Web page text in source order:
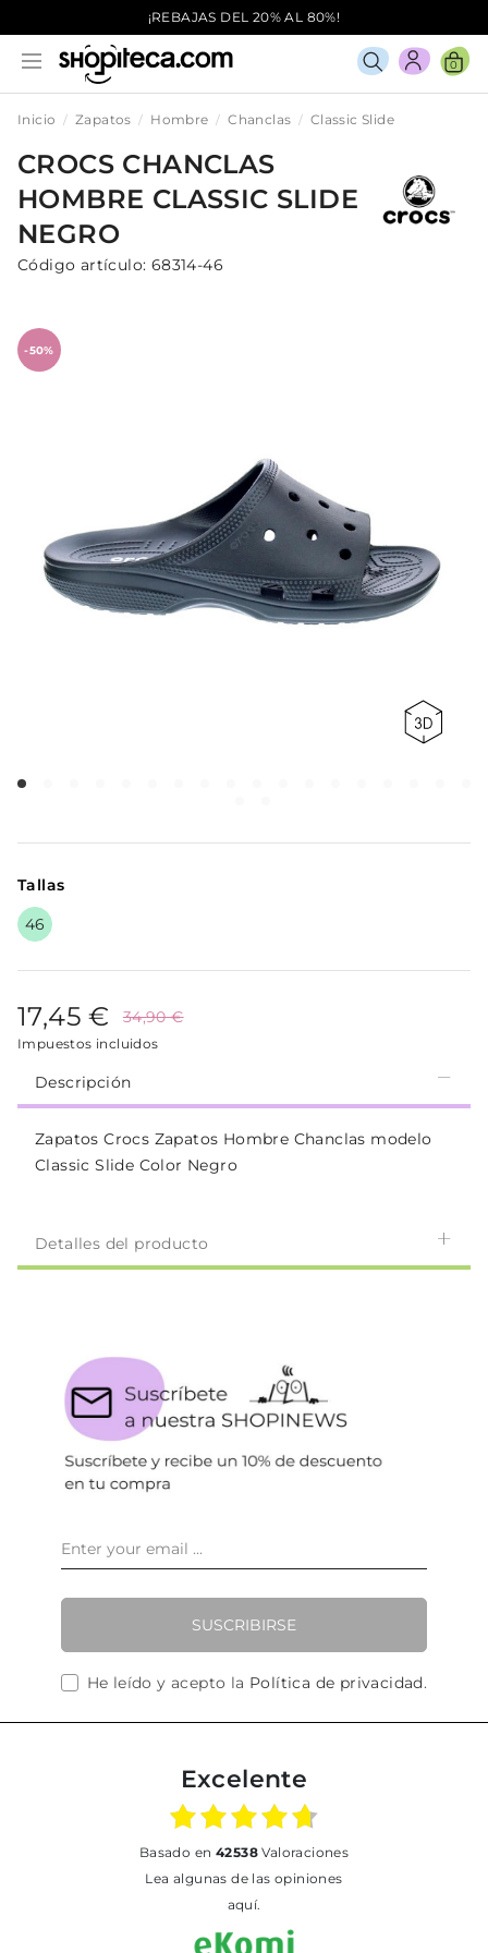
¡REBAJAS DEL 20% AL 80%!
0
Inicio Zapatos Hombre Chanclas Classic Slide
CROCS CHANCLAS
HOMBRE CLASSIC SLIDE
NEGRO
Código artículo: 68314-46
-50%
Tallas
46
17,45 € 34,90 €
Impuestos incluidos
Descripción
Zapatos Crocs Zapatos Hombre Chanclas modelo
Classic Slide Color Negro
Detalles del producto
SUSCRIBIRSE
He leído y acepto la Política de privacidad.
Excelente
basado en 42538Valoraciones
Lea algunas de las opiniones
aquí.